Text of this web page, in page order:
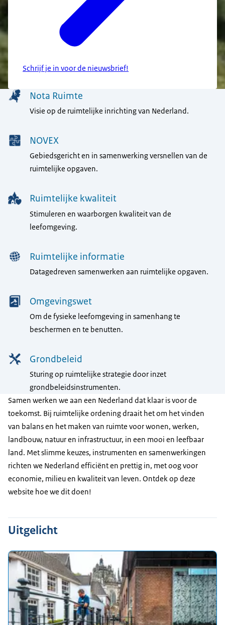
Schrijf je in voor de nieuwsbrief!
Menu Nota Ruimte
Visie op de ruimtelijke inrichting van Nederland.
NOVEX
Gebiedsgericht en in samenwerking versnellen van de
ruimtelijke opgaven.
Ruimtelijke kwaliteit
Stimuleren en waarborgen kwaliteit van de
leefomgeving.
Ruimtelijke informatie
Datagedreven samenwerken aan ruimtelijke opgaven.
Omgevingswet
Om de fysieke leefomgeving in samenhang te
beschermen en te benutten.
Grondbeleid
Sturing op ruimtelijke strategie door inzet
grondbeleidsinstrumenten.
Samen werken we aan een Nederland dat klaar is voor de
toekomst. Bij ruimtelijke ordening draait het om het vinden
van balans en het maken van ruimte voor wonen, werken,
landbouw, natuur en infrastructuur, in een mooi en leefbaar
land. Met slimme keuzes, instrumenten en samenwerkingen
richten we Nederland efficiënt en prettig in, met oog voor
economie, milieu en kwaliteit van leven. Ontdek op deze
website hoe we dit doen!
Uitgelicht